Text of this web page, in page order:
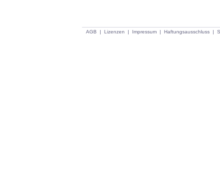
AGB | Lizenzen | Impressum | Haftungsausschluss |